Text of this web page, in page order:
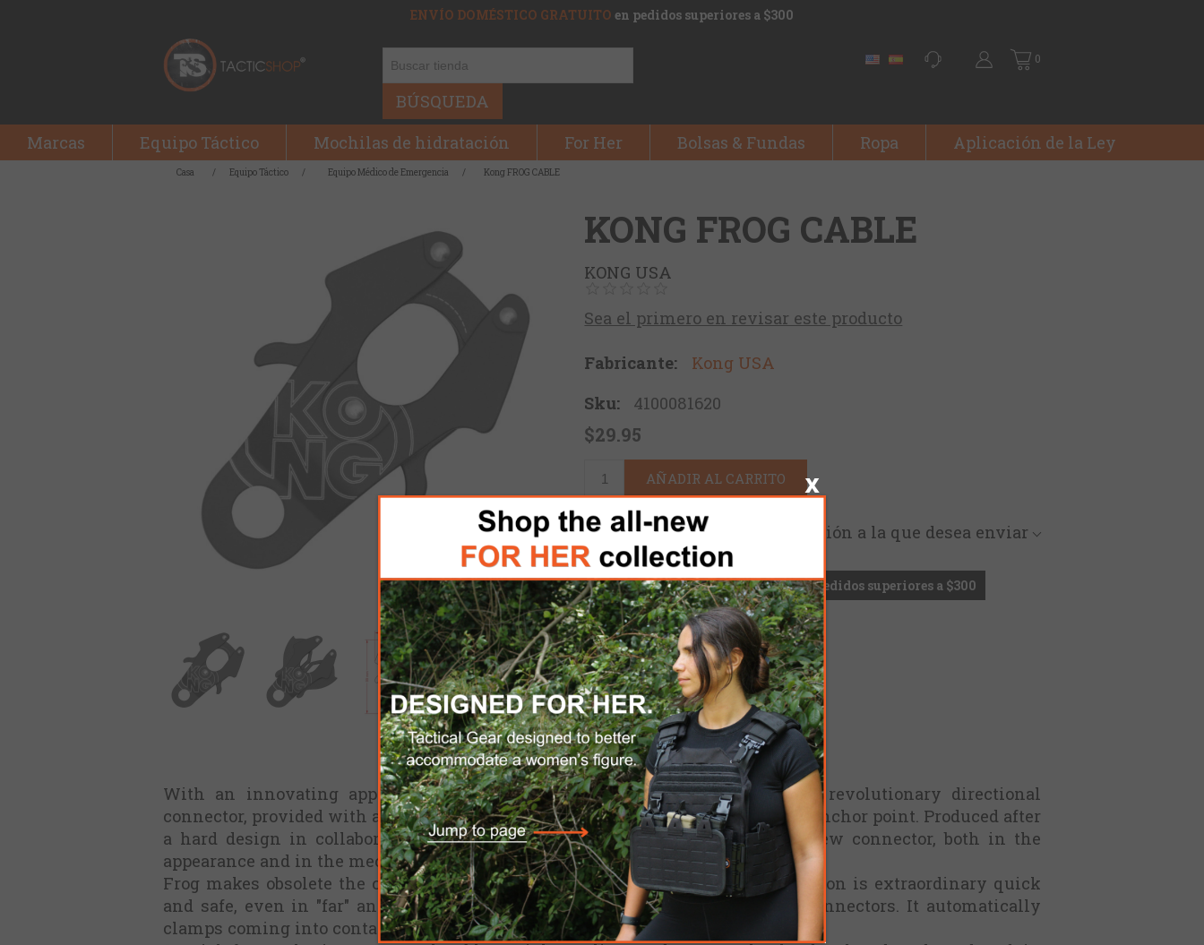
ENVÍO DOMÉSTICO GRATUITO en pedidos superiores a $300
BÚSQUEDA
0
Marcas Equipo Táctico Mochilas de hidratación For Her Bolsas & Fundas Ropa Aplicación de la Ley
Casa / Equipo Táctico / Equipo Médico de Emergencia / Kong FROG CABLE
KONG FROG CABLE
KONG USA
Sea el primero en revisar este producto
Fabricante:
Kong USA
Sku:
4100081620
$29.95
AÑADIR AL CARRITO
Por favor, seleccione la dirección a la que desea enviar
ENVÍO DOMÉSTICO GRATUITOen pedidos superiores a $300
With an innovating approach, that characterizes KONG, comes out Frog, a revolutionary directional
connector, provided with an automatic clamping that takes place touching the anchor point. Produced after
a hard design in collaboration with Politecnico of Milan, Frog is a totally new connector, both in the
appearance and in the mechanism.
Frog makes obsolete the concept of a carabiner thought as a "hook". The insertion is extraordinary quick
and safe, even in "far" anchor points, not easy to be reached with standard connectors. It automatically
clamps coming into contact with anchor point.